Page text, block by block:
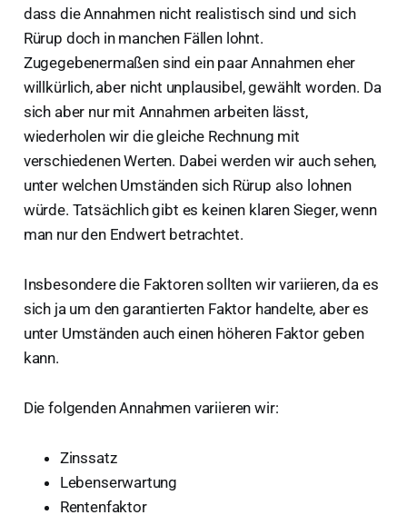
dass die Annahmen nicht realistisch sind und sich
Rürup doch in manchen Fällen lohnt.
Zugegebenermaßen sind ein paar Annahmen eher
willkürlich, aber nicht unplausibel, gewählt worden. Da
sich aber nur mit Annahmen arbeiten lässt,
wiederholen wir die gleiche Rechnung mit
verschiedenen Werten. Dabei werden wir auch sehen,
unter welchen Umständen sich Rürup also lohnen
würde. Tatsächlich gibt es keinen klaren Sieger, wenn
man nur den Endwert betrachtet.
Insbesondere die Faktoren sollten wir variieren, da es
sich ja um den garantierten Faktor handelte, aber es
unter Umständen auch einen höheren Faktor geben
kann.
Die folgenden Annahmen variieren wir:
Zinssatz
Lebenserwartung
Rentenfaktor